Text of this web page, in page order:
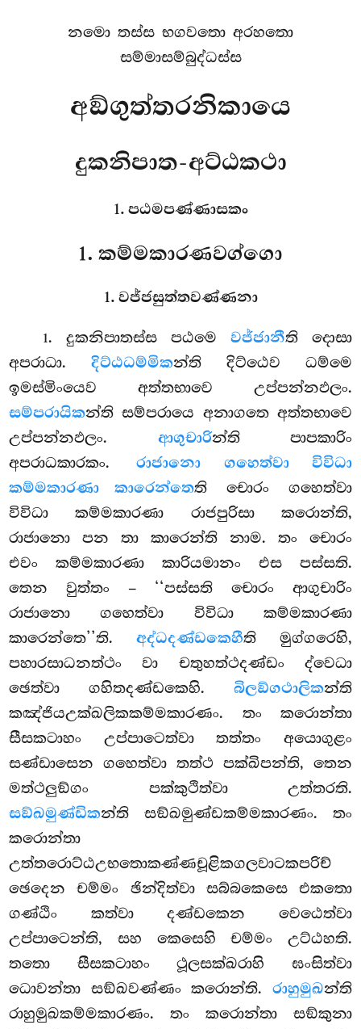
නමො තස්ස භගවතො අරහතො
සම්මාසම්බුද්ධස්ස
අඞ්ගුත්තරනිකායෙ
දුකනිපාත-අට්ඨකථා
1. පඨමපණ්ණාසකං
1. කම්මකාරණවග්ගො
1. වජ්ජසුත්තවණ්ණනා
1. දුකනිපාතස්ස පඨමෙ වජ්ජානීති දොසා
අපරාධා.දිට්ඨධම්මිකන්ති දිට්ඨෙව ධම්මෙ
ඉමස්මිංයෙව අත්තභාවෙ උප්පන්නඵලං.
සම්පරායිකන්ති සම්පරායෙ අනාගතෙ අත්තභාවෙ
උප්පන්නඵලං. ආගුචාරින්ති පාපකාරිං
අපරාධකාරකං.රාජානො ගහෙත්වා විවිධා
කම්මකාරණා කාරෙන්තෙති චොරං ගහෙත්වා
විවිධා කම්මකාරණා රාජපුරිසා කරොන්ති,
රාජානො පන තා කාරෙන්ති නාම. තං චොරං
එවංකම්මකාරණා කාරියමානං එස පස්සති.
තෙන වුත්තං – ‘‘පස්සති චොරං ආගුචාරිං
රාජානො ගහෙත්වා විවිධා කම්මකාරණා
කාරෙන්තෙ’’ති. අද්ධදණ්ඩකෙහීති මුග්ගරෙහි,
පහාරසාධනත්ථං වා චතුහත්ථදණ්ඩං ද්වෙධා
ඡෙත්වා ගහිතදණ්ඩකෙහි. බිලඞ්ගථාලිකන්ති
කඤ්ජියඋක්ඛලිකකම්මකාරණං. තං කරොන්තා
සීසකටාහං උප්පාටෙත්වා තත්තං අයොගුළං
සණ්ඩාසෙන ගහෙත්වා තත්ථ පක්ඛිපන්ති, තෙන
මත්ථලුඞ්ගං පක්කුථිත්වා උත්තරති.
සඞ්ඛමුණ්ඩිකන්ති සඞ්ඛමුණ්ඩකම්මකාරණං. තං
කරොන්තා
උත්තරොට්ඨඋභතොකණ්ණචූළිකගලවාටකපරිච්
ඡෙදෙනචම්මං ඡින්දිත්වා සබ්බකෙසෙ එකතො
ගණ්ඨිං කත්වා දණ්ඩකෙන වෙඨෙත්වා
උප්පාටෙන්ති, සහ කෙසෙහි චම්මං උට්ඨහති.
තතො සීසකටාහං ථූලසක්ඛරාහි ඝංසිත්වා
ධොවන්තා සඞ්ඛවණ්ණං කරොන්ති. රාහුමුඛන්ති
රාහුමුඛකම්මකාරණං. තං කරොන්තා සඞ්කුනා